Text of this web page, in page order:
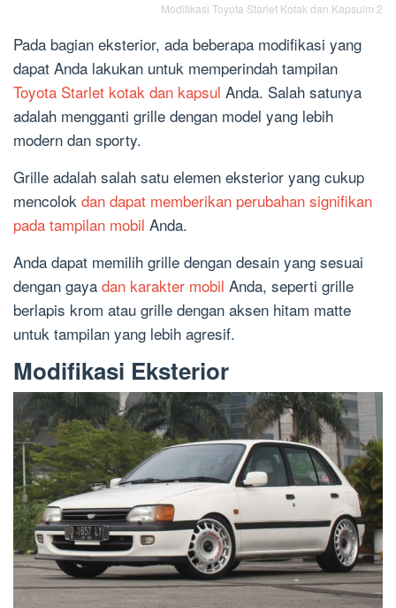
Modifikasi Toyota Starlet Kotak dan Kapsulm 2
Pada bagian eksterior, ada beberapa modifikasi yang
dapat Anda lakukan untuk memperindah tampilan
Toyota Starlet kotak dan kapsul Anda. Salah satunya
adalah mengganti grille dengan model yang lebih
modern dan sporty.
Grille adalah salah satu elemen eksterior yang cukup
mencolok dan dapat memberikan perubahan signifikan
pada tampilan mobil Anda.
Anda dapat memilih grille dengan desain yang sesuai
dengan gaya dan karakter mobil Anda, seperti grille
berlapis krom atau grille dengan aksen hitam matte
untuk tampilan yang lebih agresif.
Modifikasi Eksterior